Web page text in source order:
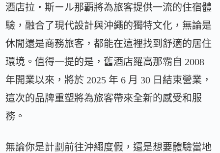
酒店拉・斯ール那覇將為旅客提供一流的住宿體
驗，融合了現代設計與沖繩的獨特文化，無論是
休閒還是商務旅客，都能在這裡找到舒適的居住
環境。值得一提的是，舊酒店羅高那霸自 2008
年開業以來，將於 2025 年 6 月 30 日結束營業，
這次的品牌重塑將為旅客帶來全新的感受和服
務。
無論你是計劃前往沖繩度假，還是想要體驗當地